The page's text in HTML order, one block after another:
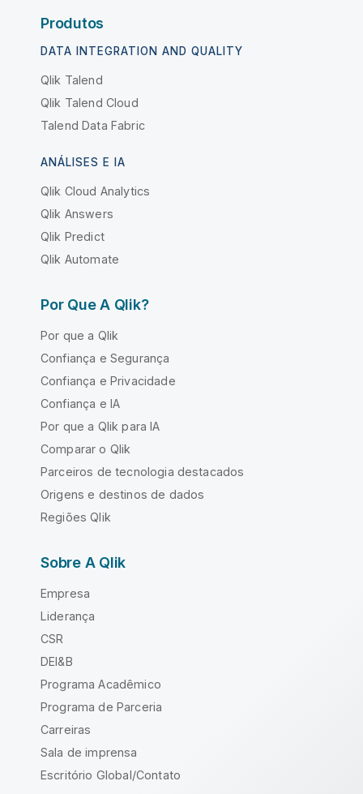
Produtos
DATA INTEGRATION AND QUALITY
Qlik Talend
Qlik Talend Cloud
Talend Data Fabric
ANÁLISES E IA
Qlik Cloud Analytics
Qlik Answers
Qlik Predict
Qlik Automate
Por Que A Qlik?
Por que a Qlik
Confiança e Segurança
Confiança e Privacidade
Confiança e IA
Por que a Qlik para IA
Comparar o Qlik
Parceiros de tecnologia destacados
Origens e destinos de dados
Regiões Qlik
Sobre A Qlik
Empresa
Liderança
CSR
DEI&B
Programa Acadêmico
Programa de Parceria
Carreiras
Sala de imprensa
Escritório Global/Contato